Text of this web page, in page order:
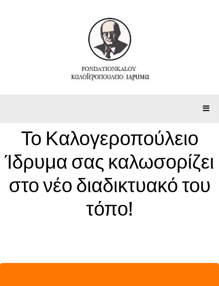
Το Καλογεροπούλειο
Ίδρυμα σας καλωσορίζει
στο νέο διαδικτυακό του
τόπο!